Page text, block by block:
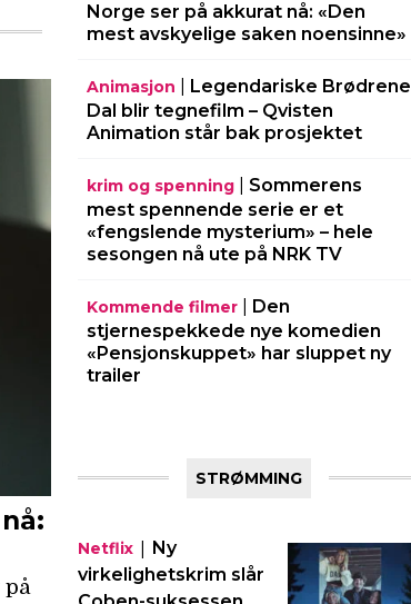
Norge ser på akkurat nå: «Den
mest avskyelige saken noensinne»
Animasjon
Legendariske Brødrene
Dal blir tegnefilm – Qvisten
Animation står bak prosjektet
krim og spenning| Sommerens
mest spennende serie er et
«fengslende mysterium» – hele
sesongen nå ute på NRK TV
Kommende filmer| Den
stjernespekkede nye komedien
«Pensjonskuppet» har sluppet ny
trailer
STRØMMING
Netflix| Ny
virkelighetskrim slår